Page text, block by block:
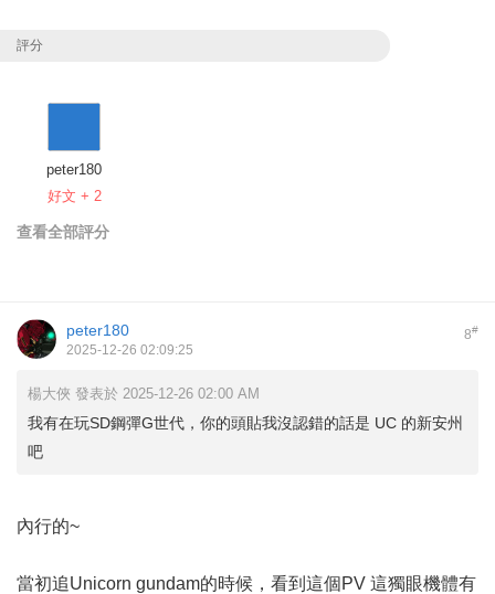
評分
peter180
好文 + 2
查看全部評分
8#
peter180
2025-12-26 02:09:25
楊大俠 發表於 2025-12-26 02:00 AM
我有在玩SD鋼彈G世代，你的頭貼我沒認錯的話是 UC 的新安州
吧
內行的~
當初追Unicorn gundam的時候，看到這個PV 這獨眼機體有